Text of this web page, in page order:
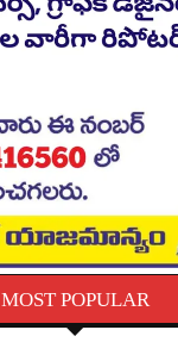
MOST POPULAR